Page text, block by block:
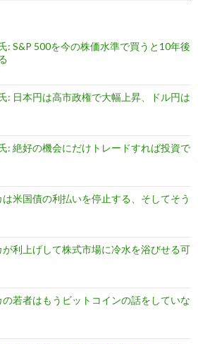
: S&P 500を今の株価水準で買うと10年後
: 日本円は高市政権で大幅上昇、ドル円は
: 絶好の機会にだけトレードすれば投資で
米国債の利払いを停止する、そしてそう
利上げして株式市場に冷水を浴びせる可
若者はもうビットコインの話をしていな